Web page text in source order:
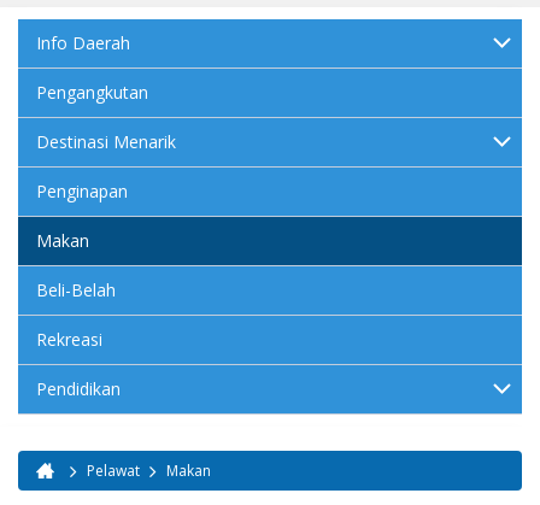
Info Daerah
Pengangkutan
Destinasi Menarik
Penginapan
Makan
Beli-Belah
Rekreasi
Pendidikan
Anda di sini
Pelawat Makan